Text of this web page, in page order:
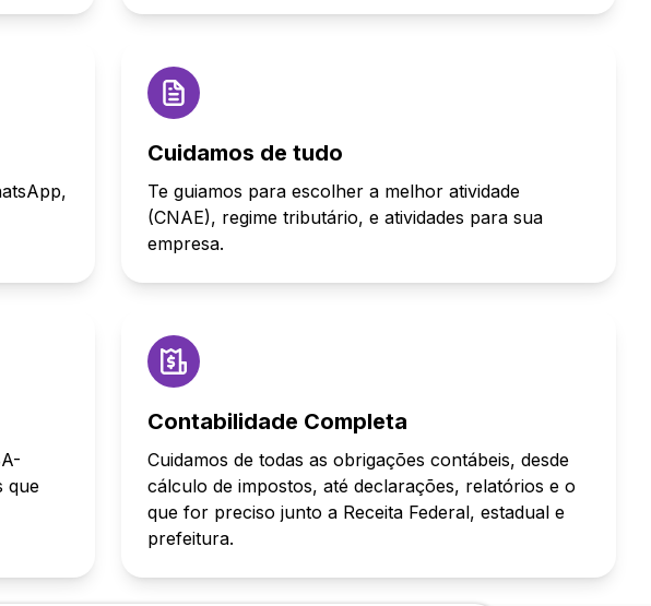
Cuidamos de tudo
Te guiamos para escolher a melhor atividade
(CNAE), regime tributário, e atividades para sua
empresa.
que
Contabilidade Completa
Cuidamos de todas as obrigações contábeis, desde
cálculo de impostos, até declarações, relatórios e o
que for preciso junto a Receita Federal, estadual e
prefeitura.